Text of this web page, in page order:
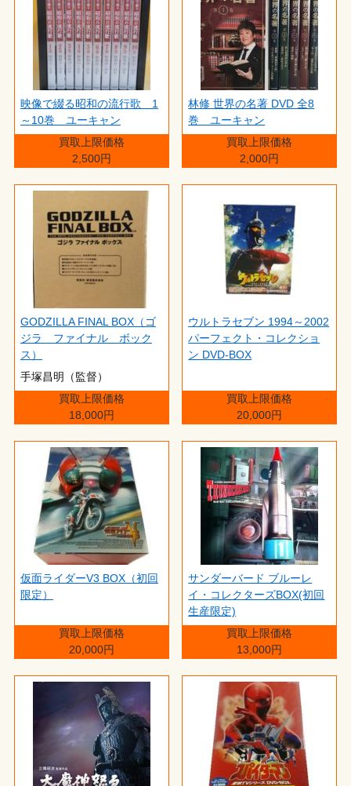
映像で綴る昭和の流行歌 1
～10巻 ユーキャン
買取上限価格
2,500円
林修 世界の名著 DVD 全8
巻 ユーキャン
買取上限価格
2,000円
GODZILLA FINAL BOX（ゴ
ジラ ファイナル ボック
ス）
手塚昌明（監督）
買取上限価格
18,000円
ウルトラセブン 1994～2002
パーフェクト・コレクショ
ン DVD-BOX
買取上限価格
20,000円
仮面ライダーV3 BOX（初回
限定）
買取上限価格
20,000円
サンダーバード ブルーレ
イ・コレクターズBOX(初回
生産限定)
買取上限価格
13,000円